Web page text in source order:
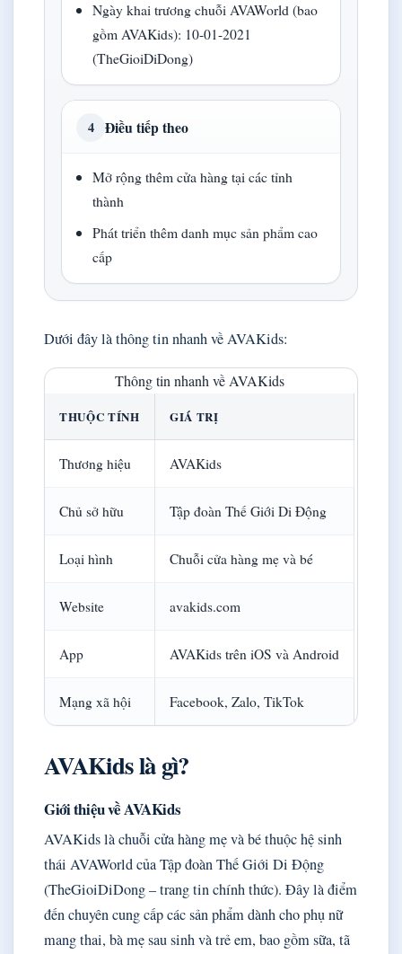
Ngày khai trương chuỗi AVAWorld (bao
gồm AVAKids): 10-01-2021
(TheGioiDiDong)
4 Điều tiếp theo
Mở rộng thêm cửa hàng tại các tỉnh
thành
Phát triển thêm danh mục sản phẩm cao
cấp
Dưới đây là thông tin nhanh về AVAKids:
Thông tin nhanh về AVAKids
THUỘC TÍNH GIÁ TRỊ
Thương hiệu AVAKids
Chủ sở hữu Tập đoàn Thế Giới Di Động
Loại hình Chuỗi cửa hàng mẹ và bé
Website avakids.com
App AVAKids trên iOS và Android
Mạng xã hội Facebook, Zalo, TikTok
AVAKids là gì?
Giới thiệu về AVAKids
AVAKids là chuỗi cửa hàng mẹ và bé thuộc hệ sinh
thái AVAWorld của Tập đoàn Thế Giới Di Động
(TheGioiDiDong – trang tin chính thức). Đây là điểm
đến chuyên cung cấp các sản phẩm dành cho phụ nữ
mang thai, bà mẹ sau sinh và trẻ em, bao gồm sữa, tã